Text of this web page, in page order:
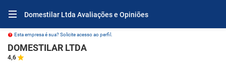
Domestilar Ltda Avaliações e Opiniões
Esta empresa é sua? Solicite acesso ao perfil.
DOMESTILAR LTDA
4,6